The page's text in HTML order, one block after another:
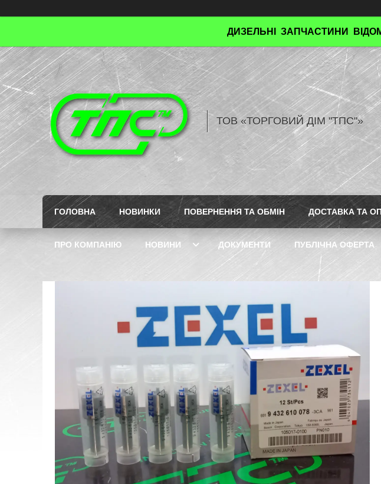
ДИЗЕЛЬНІ ЗАПЧАСТИНИ
ТОВ «ТОРГОВИЙ ДІМ "ТПС"»
ГОЛОВНА НОВИНКИ ПОВЕРНЕННЯ ТА ОБМІН ДОСТАВКА ТА
ПРО КОМПАНІЮ НОВИНИ ДОКУМЕНТИ ПУБЛІЧНА ОФЕРТА